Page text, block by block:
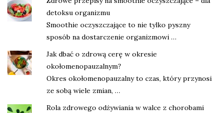
detoksu organizmu
Smoothie oczyszczające to nie tylko pyszny
sposób na dostarczenie organizmowi …
Jak dbać o zdrową cerę w okresie
okołomenopauzalnym?
Okres okołomenopauzalny to czas, który przynosi
ze sobą wiele zmian, …
Rola zdrowego odżywiania w walce z chorobami